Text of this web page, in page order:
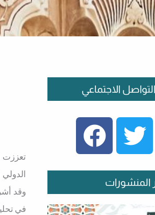
تعززت
وقد
في
الاجتماعي
المنشورات